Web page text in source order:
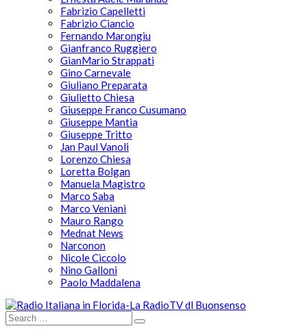
Fabrizio Capelletti
Fabrizio Ciancio
Fernando Marongiu
Gianfranco Ruggiero
GianMario Strappati
Gino Carnevale
Giuliano Preparata
Giulietto Chiesa
Giuseppe Franco Cusumano
Giuseppe Mantia
Giuseppe Tritto
Jan Paul Vanoli
Lorenzo Chiesa
Loretta Bolgan
Manuela Magistro
Marco Saba
Marco Veniani
Mauro Rango
Mednat News
Narconon
Nicole Ciccolo
Nino Galloni
Paolo Maddalena